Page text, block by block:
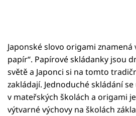
Japonské slovo origami
papír“. Papírové skládanky jsou
světě a Japonci si na tomto
zakládají. Jednoduché skládání
v mateřských školách a origami
výtvarné výchovy na školách